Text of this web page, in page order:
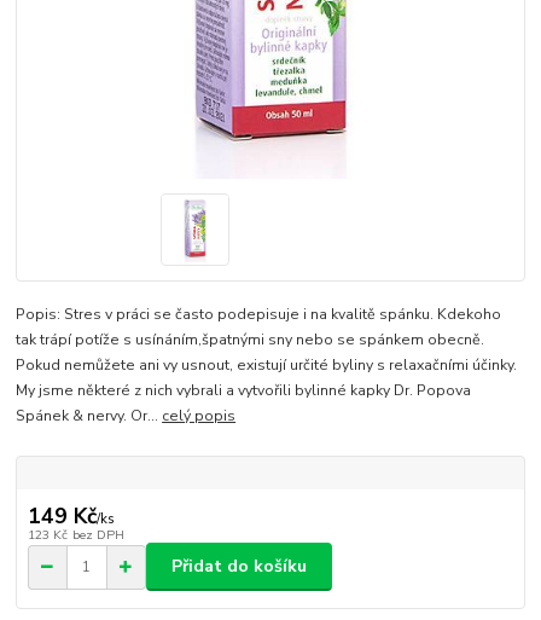
Popis: Stres v práci se často podepisuje i na kvalitě spánku. Kdekoho
tak trápí potíže s usínáním,špatnými sny nebo se spánkem obecně.
Pokud nemůžete ani vy usnout, existují určité byliny s relaxačními účinky.
My jsme některé z nich vybrali a vytvořili bylinné kapky Dr. Popova
Spánek & nervy. Or... celý popis
149 Kč/ks
123 Kč bez DPH
Přidat do košíku